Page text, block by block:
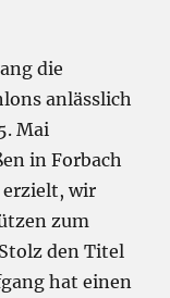
die
anlässlich
Mai
in Forbach
erzielt, wir
zum
den Titel
hat einen